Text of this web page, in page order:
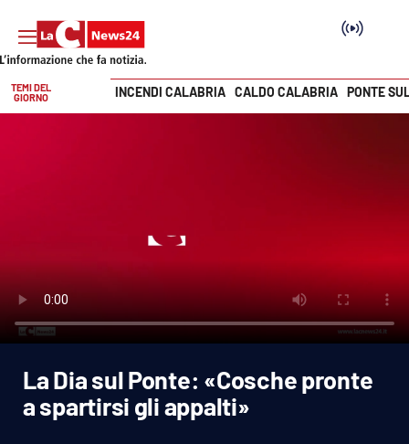
Attualità
Economia e lavoro
Italia Mondo
Sanità
Vai
TEMI DEL
GIORNO
INCENDI CALABRIA CALDO CALABRIA PONTE
La Dia sul Ponte: «Cosche pronte
a spartirsi gli appalti»